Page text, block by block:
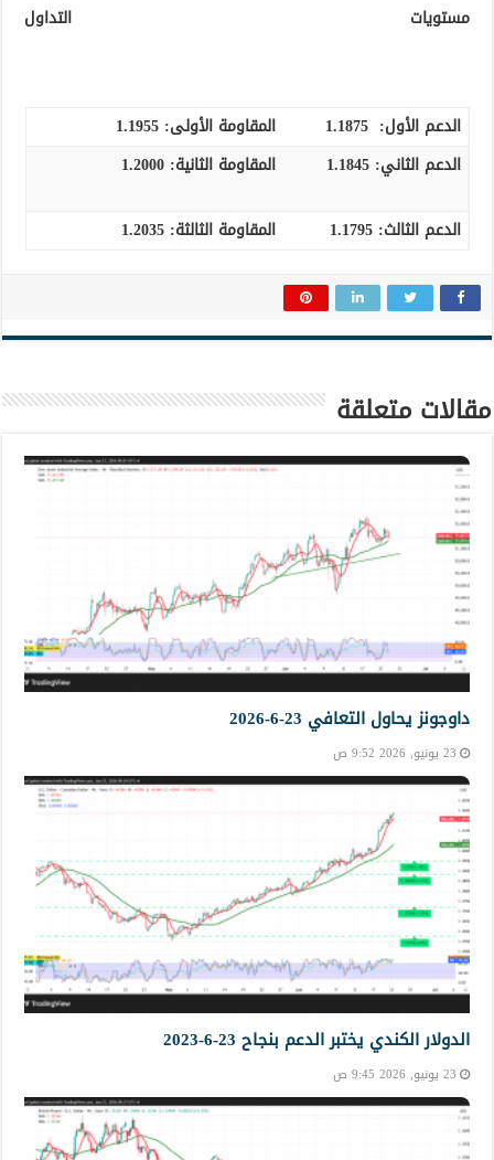
مستويات التداول
الدعم الأول: 1.1875 المقاومة الأولى: 1.1955
الدعم الثاني: 1.1845 المقاومة الثانية: 1.2000
الدعم الثالث: المقاومة الثالثة: 1.2035
مقالات متعلقة
داوجونز يحاول التعافي 23-6-2026
23 يونيو, 2026 9:52 ص
الدولار الكندي يختبر الدعم بنجاح 23-6-2023
23 يونيو, 2026 9:45 ص